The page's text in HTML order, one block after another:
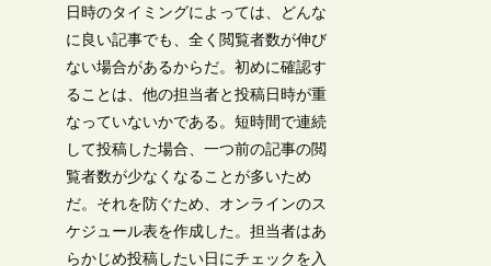
日時のタイミングによっては、どんな
に良い記事でも、全く閲覧者数が伸び
ない場合があるからだ。初めに確認す
ることは、他の担当者と投稿日時が重
なっていないかである。短時間で連続
して投稿した場合、一つ前の記事の閲
覧者数が少なくなることが多いため
だ。それを防ぐため、オンラインのス
ケジュール表を作成した。担当者はあ
らかじめ投稿したい日にチェックを入